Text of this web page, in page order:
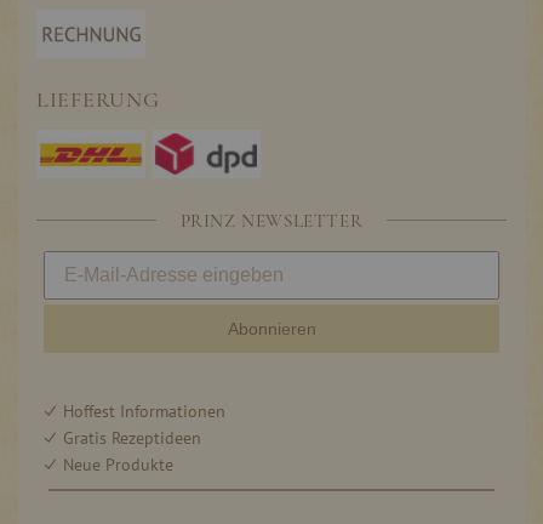
LIEFERUNG
PRINZ NEWSLETTER
Abonnieren
Hoffest Informationen
Gratis Rezeptideen
Neue Produkte